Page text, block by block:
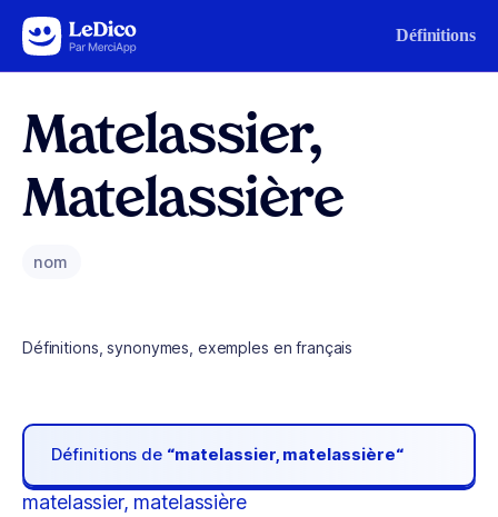
Aller au contenu Définitions
Matelassier,
Matelassière
nom
Définitions, synonymes, exemples en français
Définitions de “matelassier, matelassière“
matelassier, matelassière